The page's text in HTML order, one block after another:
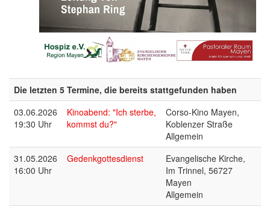
Die letzten 5 Termine, die bereits stattgefunden haben
03.06.2026
19:30 Uhr
Kinoabend: "Ich sterbe,
kommst du?"
Corso-Kino Mayen,
Koblenzer Straße
Allgemein
31.05.2026
16:00 Uhr
Gedenkgottesdienst
Evangelische Kirche,
Im Trinnel, 56727
Mayen
Allgemein